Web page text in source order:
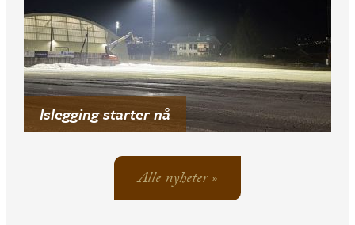
Islegging starter nå
Alle nyheter »